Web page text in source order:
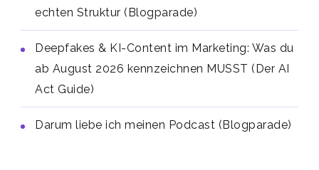
echten Struktur (Blogparade)
Deepfakes & KI-Content im Marketing: Was du
ab August 2026 kennzeichnen MUSST (Der AI
Act Guide)
Darum liebe ich meinen Podcast (Blogparade)